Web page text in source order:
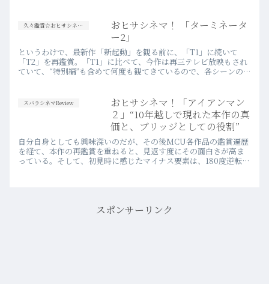
久々鑑賞☆おヒサシネマ！
おヒサシネマ！ 「ターミネータ
ー2」
というわけで、最新作「新起動」を観る前に、「T1」に続いて
「T2」を再鑑賞。「T1」に比べて、今作は再三テレビ放映もされ
ていて、“特別編”も含めて何度も観てきているので、各シーンの記
スバラシネマReview
おヒサシネマ！「アイアンマン
２」“10年越しで現れた本作の真
価と、ブリッジとしての役割”
自分自身としても興味深いのだが、その後MCU各作品の鑑賞遍歴
を経て、本作の再鑑賞を重ねると、見返す度にその面白さが高ま
っている。そして、初見時に感じたマイナス要素は、180度逆転し
スポンサーリンク